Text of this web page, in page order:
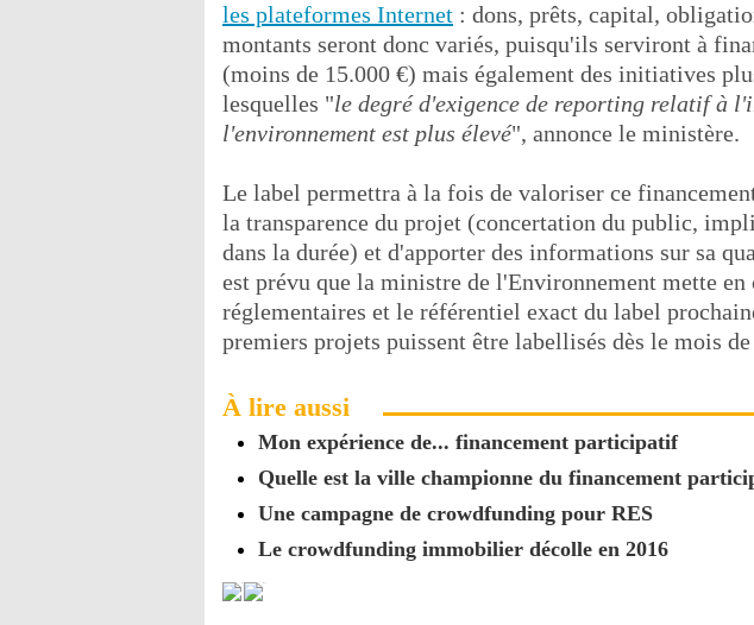
les plateformes Internet : dons, prêts, capital,
montants seront donc variés, puisqu'ils serviront à
(moins de 15.000 €) mais également des initiatives
lesquelles "le degré d'exigence de reporting relatif à
l'environnement est plus élevé", annonce le ministère.
Le label permettra à la fois de valoriser ce
la transparence du projet (concertation du public,
dans la durée) et d'apporter des informations sur sa
est prévu que la ministre de l'Environnement mette
réglementaires et le référentiel exact du label
premiers projets puissent être labellisés dès le mois
À lire aussi
Mon expérience de... financement participatif
Quelle est la ville championne du financement
Une campagne de crowdfunding pour RES
Le crowdfunding immobilier décolle en 2016